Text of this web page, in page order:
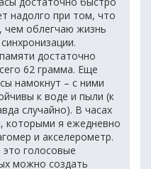
надолго при том, что
чем облегчаю жизнь
достаточно
62 грамма. Еще
намокнут – с ними
к воде и пыли (к
случайно). В часах
которыми я ежедневно
и акселерометр.
голосовые
можно создать